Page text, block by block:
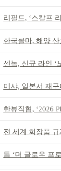
리필드, ‘스칼프
한국콜마, 해양 산호
센녹, 신규 라인 ‘
미샤, 일본서 재구매·
한뷰직협, ‘2026
전 세계 화장품 규
톰 ‘더 글로우 프로’